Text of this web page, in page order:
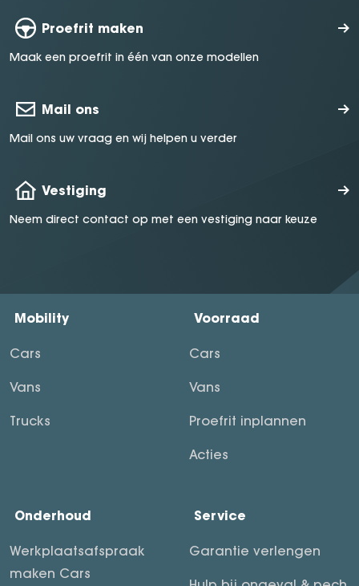
Proefrit maken
Maak een proefrit in één van onze modellen
Mail ons
Mail ons uw vraag en wij helpen u verder
Vestiging
Neem direct contact op met een vestiging naar keuze
Mobility
Cars
Vans
Trucks
Voorraad
Cars
Vans
Proefrit inplannen
Acties
Onderhoud
Werkplaatsafspraak
maken Cars
Service
Garantie verlengen